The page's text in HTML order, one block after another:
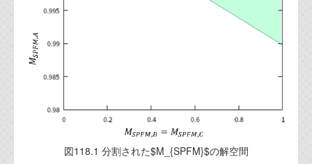
図118.1 分割された$M_{SPFM}$の解空間